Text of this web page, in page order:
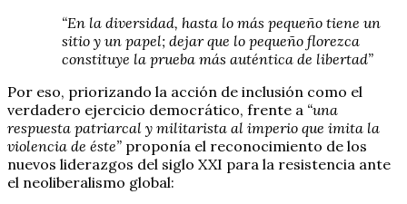
“En la diversidad, hasta lo más pequeño tiene un
sitio y un papel; dejar que lo pequeño florezca
constituye la prueba más auténtica de libertad”
Por eso, priorizando la acción de inclusión como el
verdadero ejercicio democrático, frente a “una
respuesta patriarcal y militarista al imperio que imita la
violencia de éste” proponía el reconocimiento de los
nuevos liderazgos del siglo XXI para la resistencia ante
el neoliberalismo global: